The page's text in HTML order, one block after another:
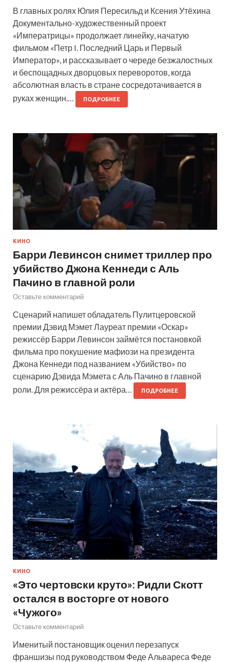
В главных ролях Юлия Пересильд и Ксения Утёхина
Документально-художественный проект
«Императрицы» продолжает линейку, начатую
фильмом «Петр I. Последний Царь и Первый
Император», и рассказывает о череде безжалостных
и беспощадных дворцовых переворотов, когда
абсолютная власть в стране сосредотачивается в
руках женщин.…
ПОДРОБНЕЕ
КИНО
Барри Левинсон снимет триллер про
убийство Джона Кеннеди с Аль
Пачино в главной роли
Оставьте комментарий
Сценарий напишет обладатель Пулитцеровской
премии Дэвид Мэмет Лауреат премии «Оскар»
режиссёр Барри Левинсон займётся постановкой
фильма про покушение мафиози на президента
Джона Кеннеди под названием «Убийство» по
сценарию Дэвида Мэмета с Аль Пачино в главной
роли. Для режиссёра и актёра…
ПОДРОБНЕЕ
КИНО
«Это чертовски круто»: Ридли Скотт
остался в восторге от нового
«Чужого»
Оставьте комментарий
Именитый постановщик оценил перезапуск
франшизы под руководством Феде Альвареса Феде